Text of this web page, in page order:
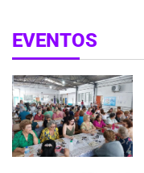
EVENTOS